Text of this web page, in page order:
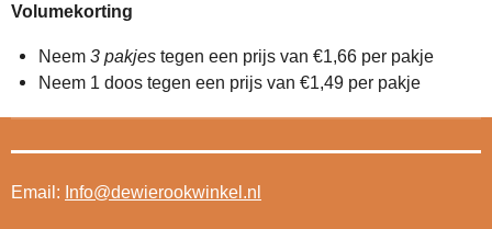
Volumekorting
Neem 3 pakjestegen een prijs van €1,66 per pakje
Neem 1 doos tegen een prijs van €1,49 per pakje
Email: Info@dewierookwinkel.nl